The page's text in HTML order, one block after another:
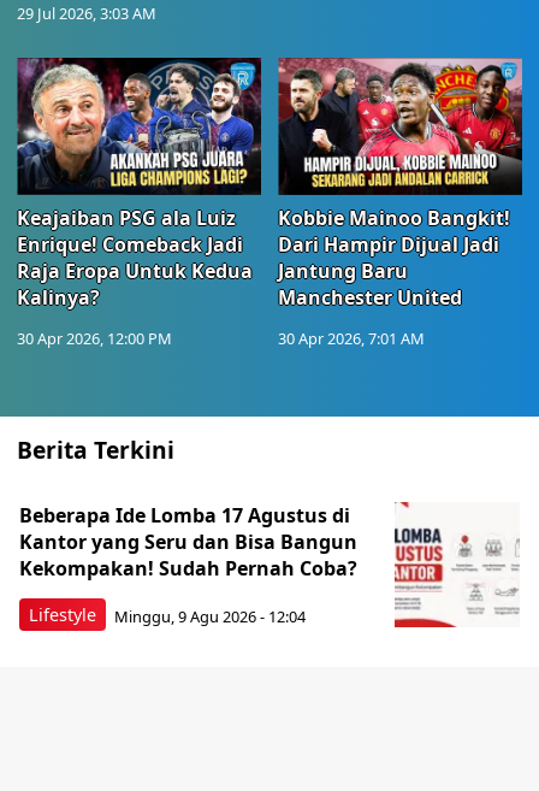
29 Jul 2026, 3:03 AM
Keajaiban PSG ala Luiz
Enrique! Comeback Jadi
Raja Eropa Untuk Kedua
Kalinya?
30 Apr 2026, 12:00 PM
Kobbie Mainoo Bangkit!
Dari Hampir Dijual Jadi
Jantung Baru
Manchester United
30 Apr 2026, 7:01 AM
Berita Terkini
Lifestyle
Beberapa Ide Lomba 17 Agustus di
Kantor yang Seru dan Bisa Bangun
Kekompakan! Sudah Pernah Coba?
Minggu, 9 Agu 2026 - 12:04